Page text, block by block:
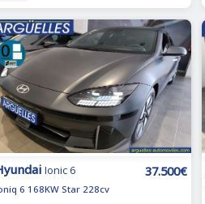
Ionic 6 37.500€
6 168KW Star 228cv